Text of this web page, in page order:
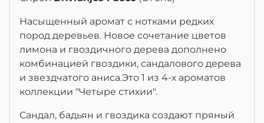
Насыщенный аромат с нотками редких
пород деревьев. Новое сочетание цветов
лимона и гвоздичного дерева дополнено
комбинацией гвоздики, сандалового дерева
и звездчатого аниса.Это 1 из 4-х ароматов
коллекции "Четыре стихии".
Сандал, бадьян и гвоздика создают пряный